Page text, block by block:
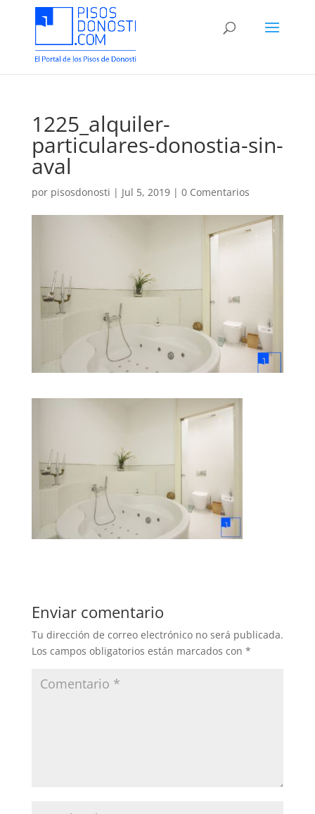
1225_alquiler-
particulares-donostia-sin-
aval
por pisosdonosti | Jul 5, 2019| 0 Comentarios
Enviar comentario
Tu dirección de correo electrónico no será publicada.
Los campos obligatorios están marcados con *